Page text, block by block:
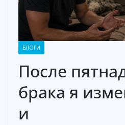
БЛОГИ
После
брака я
и